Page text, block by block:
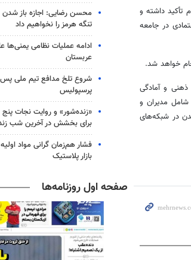
داشته و
در جامعه
خواهد شد.
و آمادگی
مدیران و
در شبکه‌های
محسن رضایی: اجازه باز
تنگه هرمز را نخواهیم داد
ادامه عملیات نظامی یمنی‌ها
عربستان
شروع تلخ مدافع تیم ملی پس
پرسپولیس
«زنده‌شور» و روایت نجات
برای بخشش در آخرین شب
فشار هم‌زمان گرانی مواد
بازار پلاستیک
صفحه اول روزنامه‌ها